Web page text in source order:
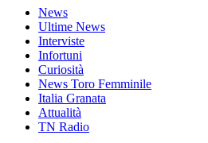
News
Ultime News
Interviste
Infortuni
Curiosità
News Toro Femminile
Italia Granata
Attualità
TN Radio